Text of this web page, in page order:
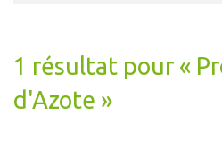
1 résultat pour «
d'Azote »